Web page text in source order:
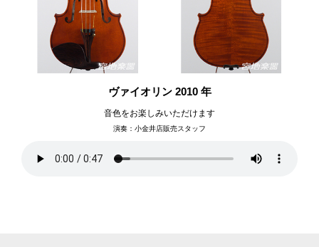
ヴァイオリン 2010 年
音色をお楽しみいただけます
演奏：小金井店販売スタッフ